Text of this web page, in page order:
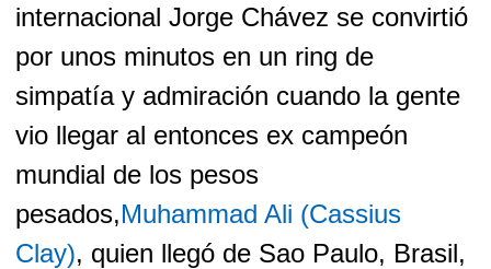
internacional Jorge Chávez se convirtió
por unos minutos en un ring de
simpatía y admiración cuando la gente
vio llegar al entonces ex campeón
mundial de los pesos
pesados,Muhammad Ali (Cassius
Clay), quien llegó de Sao Paulo, Brasil,